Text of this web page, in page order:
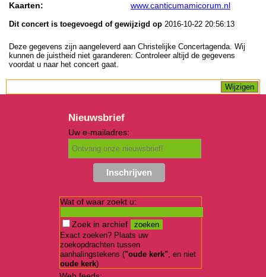
Kaarten:
www.canticumamicorum.nl
Dit concert is toegevoegd of gewijzigd op 2016-10-22 20:56:13
Deze gegevens zijn aangeleverd aan Christelijke Concertagenda. Wij
kunnen de juistheid niet garanderen: Controleer altijd de gegevens
voordat u naar het concert gaat.
Nieuwsbrief
Uw e-mailadres:
Wat of waar zoekt u:
Zoek in archief
Exact zoeken? Plaats uw
zoekopdrachten tussen
aanhalingstekens ("oude kerk", en niet
oude kerk)